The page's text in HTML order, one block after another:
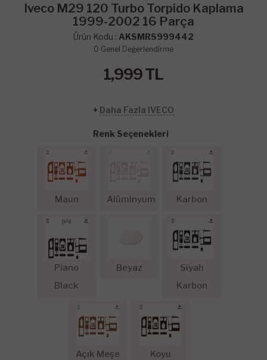
Iveco M29 120 Turbo Torpido Kaplama
1999-2002 16 Parça
Ürün Kodu : AKSMRS999442
0 Genel Değerlendirme
1,999TL
+ Daha Fazla IVECO
Renk Seçenekleri
Maun Alüminyum Karbon
Piano
Black
Beyaz
Siyah
Karbon
Açık Meşe
Koyu